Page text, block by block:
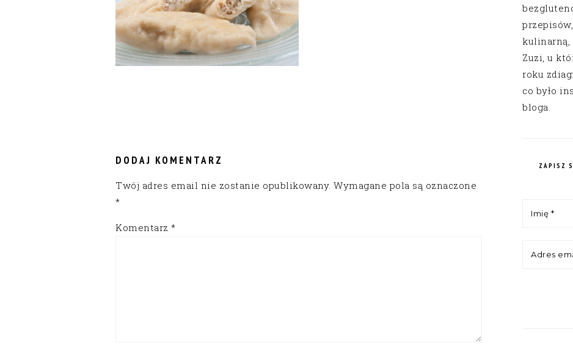
DODAJ KOMENTARZ
Twój adres email nie zostanie opublikowany. Wymagane pola są oznaczone
*
Komentarz *
kulinarną,
Zuzi, u
roku
co było
bloga.
ZAPISZ